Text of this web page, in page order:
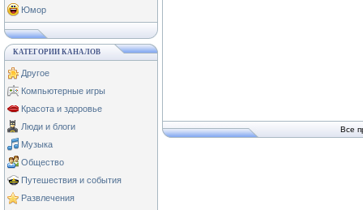
Юмор
КАТЕГОРИИ КАНАЛОВ
Другое
Компьютерные игры
Красота и здоровье
Люди и блоги
Музыка
Общество
Путешествия и события
Развлечения
Все